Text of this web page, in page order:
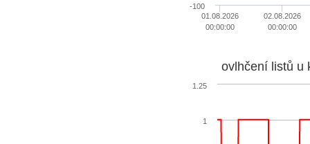
01.08.2026
00:00:00
02.08.2026
00:00:00
-100
ovlhčení listů u
1
1.25